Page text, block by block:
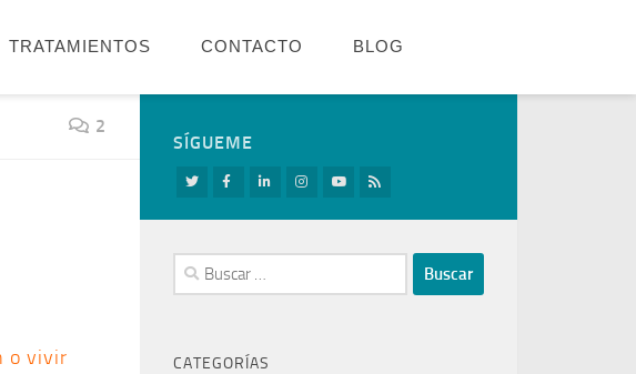
TRATAMIENTOS CONTACTO BLOG
2
o vivir
SÍGUEME
Buscar:
CATEGORÍAS